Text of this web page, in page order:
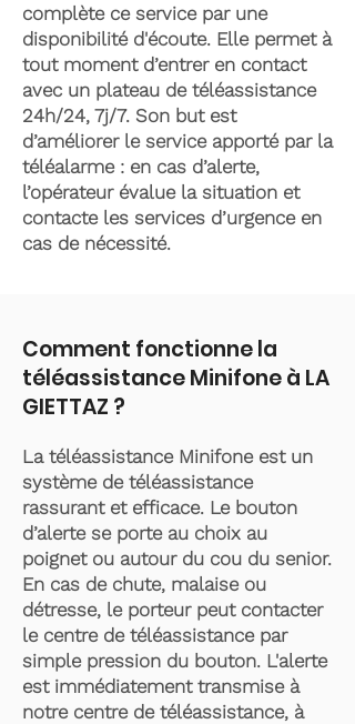
complète ce service par une
disponibilité d'écoute. Elle permet à
tout moment d’entrer en contact
avec un plateau de téléassistance
24h/24, 7j/7. Son but est
d’améliorer le service apporté par la
téléalarme : en cas d’alerte,
l’opérateur évalue la situation et
contacte les services d’urgence en
cas de nécessité.
Comment fonctionne la
téléassistance Minifone à LA
GIETTAZ ?
La téléassistance Minifone est un
système de téléassistance
rassurant et efficace. Le bouton
d’alerte se porte au choix au
poignet ou autour du cou du senior.
En cas de chute, malaise ou
détresse, le porteur peut contacter
le centre de téléassistance par
simple pression du bouton. L'alerte
est immédiatement transmise à
notre centre de téléassistance, à